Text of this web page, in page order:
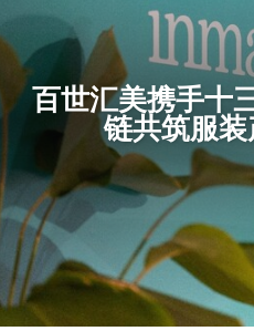
百世汇美携手十
链共筑服